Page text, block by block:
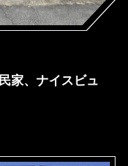
家、ナイスビュ